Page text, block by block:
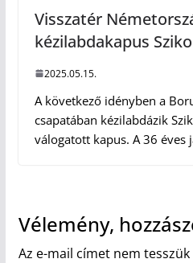
Visszatér
kézilabdakapus
2025.05.15.
A következő idényben a
csapatában kézilabdázik
válogatott kapus. A 36 éves
Vélemény,
Az e-mail címet nem tesszük